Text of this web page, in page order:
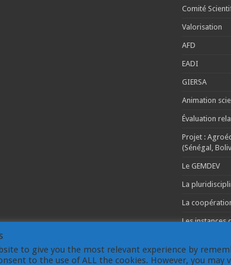
Comité
Valorisation
AFD
EADI
GIERSA
Animation
Évaluation
Projet :
(Sénégal,
Le GEMDEV
La
La
Les instances
to give you the most relevant experience by
to the use of ALL the cookies. However, you